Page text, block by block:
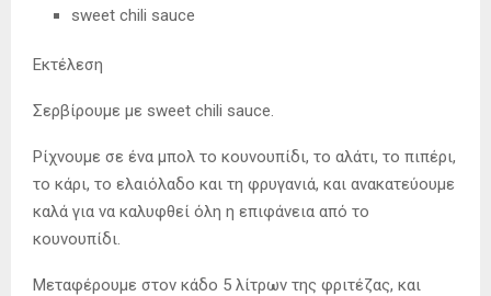
sweet chili sauce
Εκτέλεση
Σερβίρουμε με sweet chili sauce.
Ρίχνουμε σε ένα μπολ το κουνουπίδι, το αλάτι, το πιπέρι,
το κάρι, το ελαιόλαδο και τη φρυγανιά, και ανακατεύουμε
καλά για να καλυφθεί όλη η επιφάνεια από το
κουνουπίδι.
Μεταφέρουμε στον κάδο 5 λίτρων της φριτέζας, και